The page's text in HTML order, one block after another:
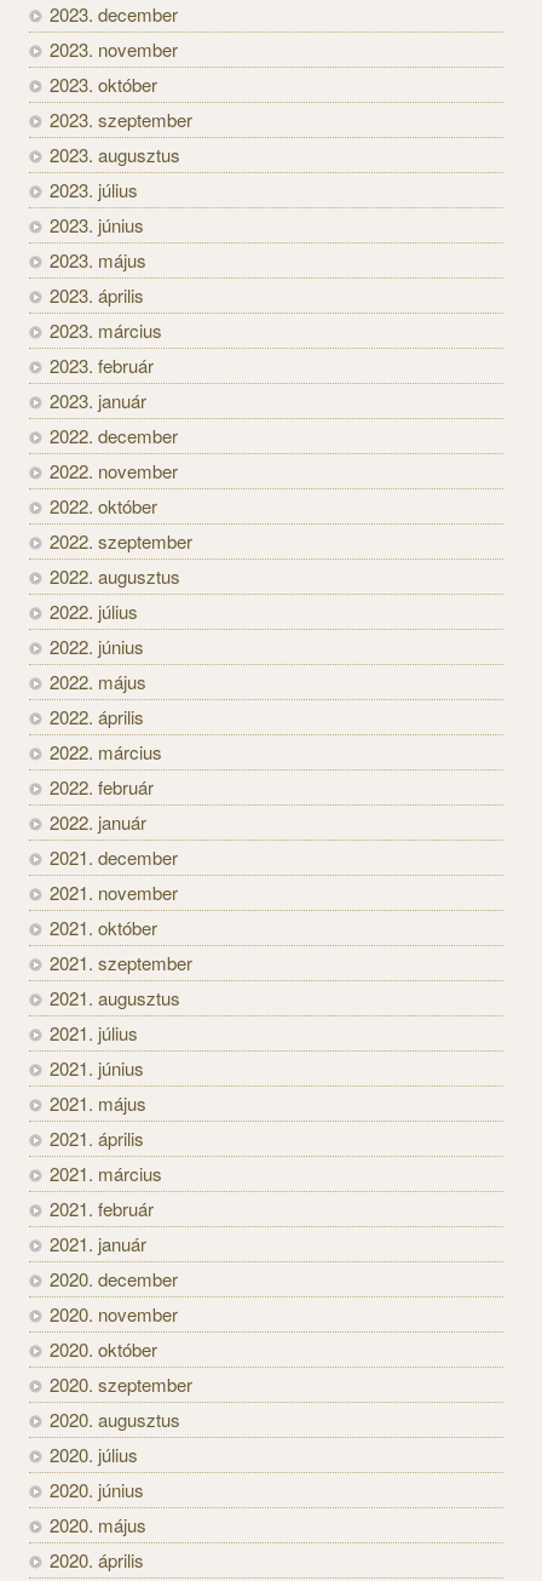
2023. december
2023. november
2023. október
2023. szeptember
2023. augusztus
2023. július
2023. június
2023. május
2023. április
2023. március
2023. február
2023. január
2022. december
2022. november
2022. október
2022. szeptember
2022. augusztus
2022. július
2022. június
2022. május
2022. április
2022. március
2022. február
2022. január
2021. december
2021. november
2021. október
2021. szeptember
2021. augusztus
2021. július
2021. június
2021. május
2021. április
2021. március
2021. február
2021. január
2020. december
2020. november
2020. október
2020. szeptember
2020. augusztus
2020. július
2020. június
2020. május
2020. április